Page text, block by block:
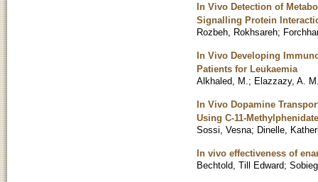
In Vivo Detection of
Signalling Protein
Rozbeh, Rokhsareh;
In Vivo Developing
Patients for Leukaemia
Alkhaled, M. ; Elazzazy, A.
In Vivo Dopamine
Using C-11-
Sossi, Vesna; Dinelle,
In vivo effectiveness of
Bechtold, Till Edward;